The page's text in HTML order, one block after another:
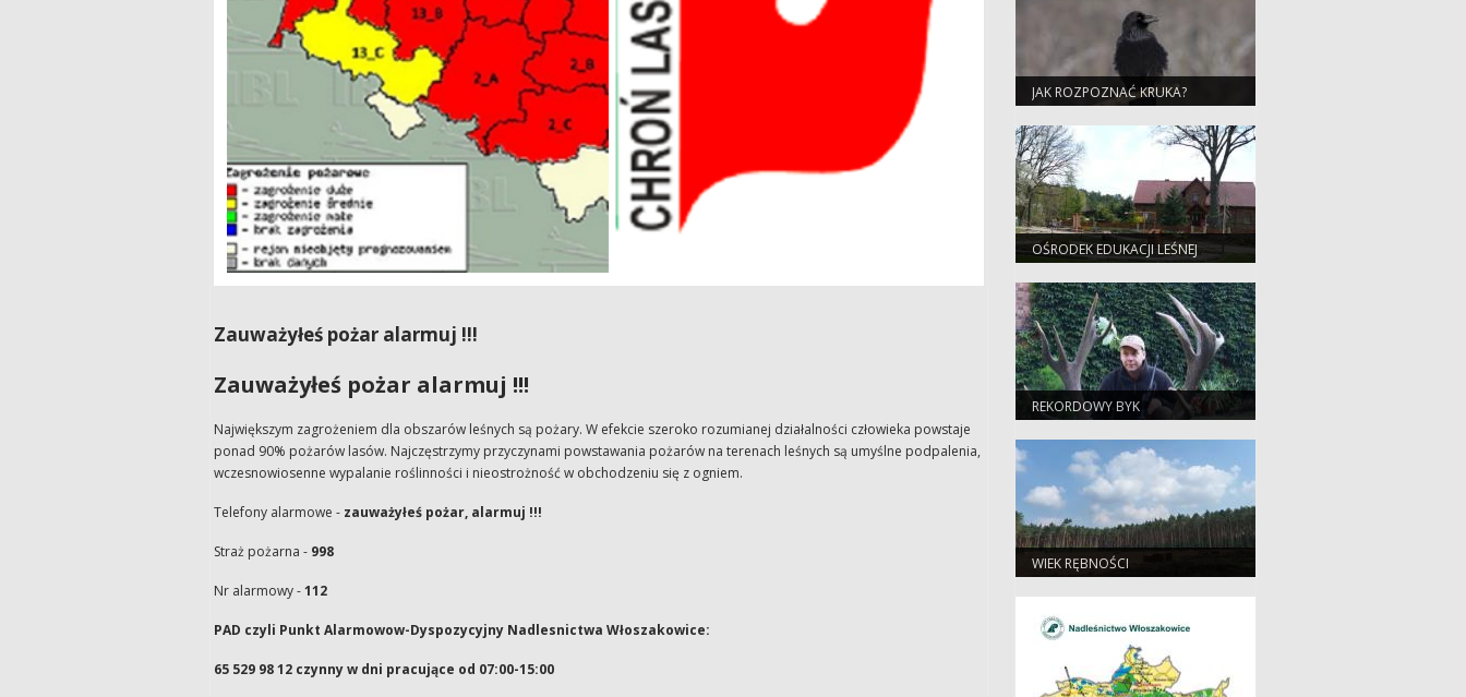
Zauważyłeś pożar alarmuj !!!
Zauważyłeś pożar alarmuj !!!
Największym zagrożeniem dla obszarów leśnych są pożary. W efekcie szeroko rozumianej działalności człowieka powstaje
ponad 90% pożarów lasów. Najczęstrzymy przyczynami powstawania pożarów na terenach leśnych są umyślne podpalenia,
wczesnowiosenne wypalanie roślinności i nieostrożność w obchodzeniu się z ogniem.
Telefony alarmowe - zauważyłeś pożar, alarmuj !!!
Straż pożarna - 998
Nr alarmowy -112
PAD czyli Punkt Alarmowow-Dyspozycyjny Nadlesnictwa Włoszakowice:
65 529 98 12 czynny w dni pracujące od 07:00-15:00
JAK ROZPOZNAĆ KRUKA?
OŚRODEK EDUKACJI LEŚNEJ
ZASKRONIEC
REKORDOWY BYK
WIEK RĘBNOŚCI